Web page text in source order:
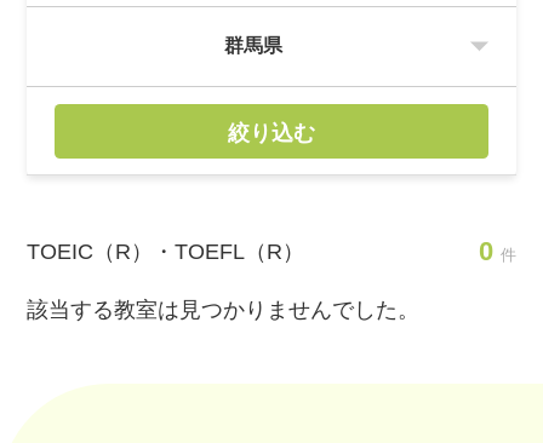
絞り込む
TOEIC（R）・TOEFL（R） 0 件
該当する教室は見つかりませんでした。